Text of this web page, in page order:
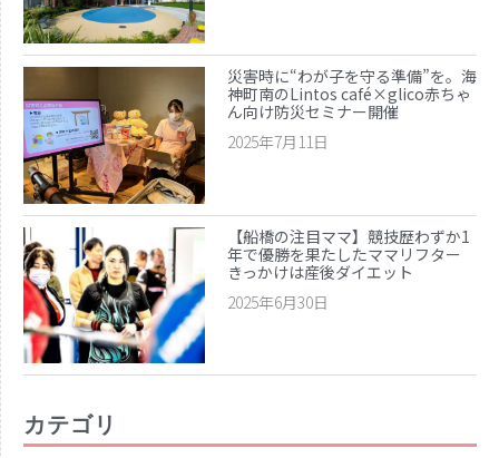
災害時に“わが子を守る準備”を。海
神町南のLintos café×glico赤ちゃ
ん向け防災セミナー開催
2025年7月11日
【船橋の注目ママ】競技歴わずか1
年で優勝を果たしたママリフター
きっかけは産後ダイエット
2025年6月30日
カテゴリ